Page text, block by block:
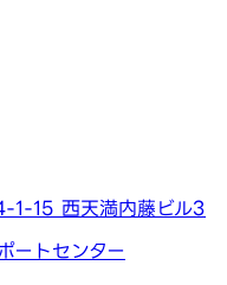
1-15 西天満内藤ビル3
ートセンター